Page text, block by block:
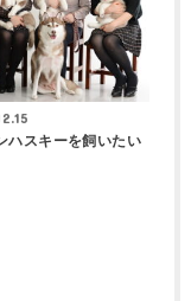
ハスキーを飼いたい